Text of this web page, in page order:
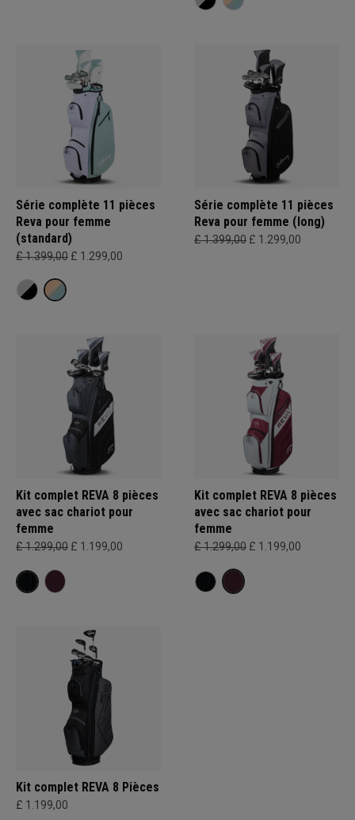
Série complète 11 pièces
Reva pour femme
(standard)
£ 1.399,00 £ 1.299,00
Série complète 11 pièces
Reva pour femme (long)
£ 1.399,00 £ 1.299,00
Kit complet REVA 8 pièces
avec sac chariot pour
femme
£ 1.299,00 £ 1.199,00
Kit complet REVA 8 pièces
avec sac chariot pour
femme
£ 1.299,00 £ 1.199,00
Kit complet REVA 8 Pièces
£ 1.199,00